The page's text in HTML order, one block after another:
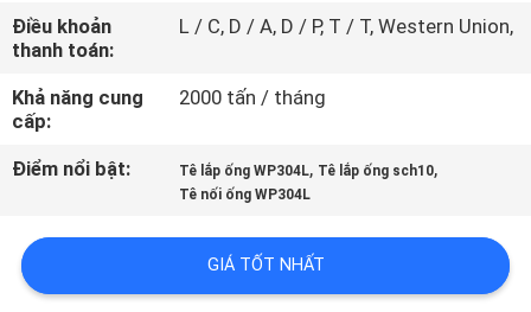
THAM
QUAN
NHÀ
MÁY
KIỂM
SOÁT
Điều khoản
thanh toán:
L / C, D / A, D / P, T / T, Western Union,
Khả năng cung
cấp:
2000 tấn / tháng
Điểm nổi bật: Tê lắp ống WP304L, Tê lắp ống sch10,
Tê nối ống WP304L
GIÁ TỐT NHẤT